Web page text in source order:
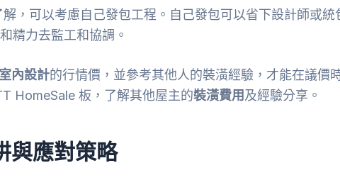
，可以考慮自己發包工程。自己發包可以省下設計師或統
精力去監工和協調。
室內設計的行情價，並參考其他人的裝潢經驗，才能在議價
HomeSale 板，了解其他屋主的裝潢費用及經驗分享。
與應對策略